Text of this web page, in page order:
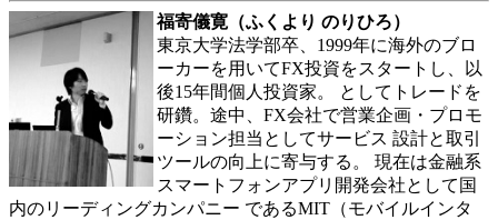
福寄儀寛（ふくより のりひろ）
東京大学法学部卒、1999年に海外のブロ
ーカーを用いてFX投資をスタートし、以
後15年間個人投資家。 としてトレードを
研鑽。途中、FX会社で営業企画・プロモ
ーション担当としてサービス 設計と取引
ツールの向上に寄与する。 現在は金融系
スマートフォンアプリ開発会社として国
内のリーディングカンパニー であるMIT（モバイルインタ